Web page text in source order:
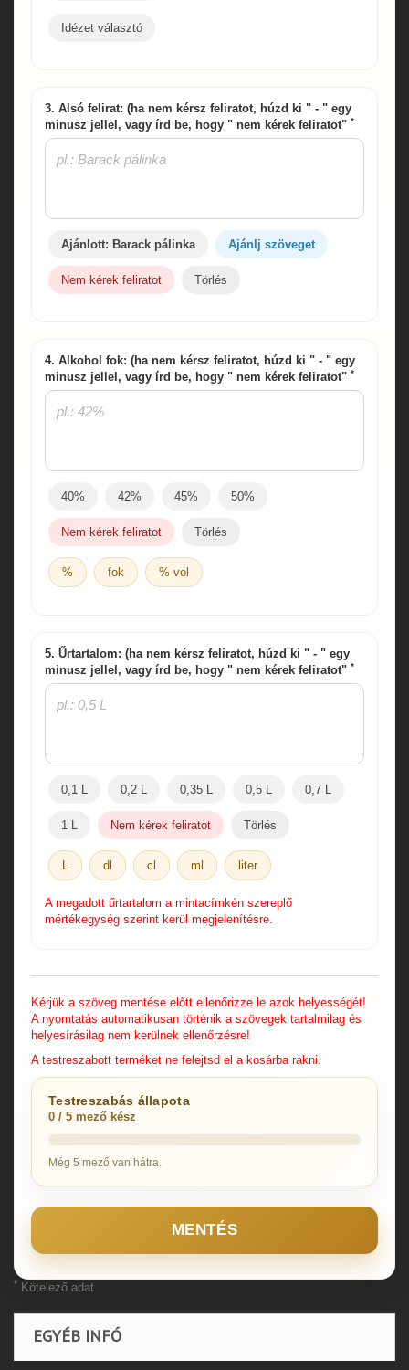
Idézet választó
3. Alsó felirat: (ha nem kérsz feliratot, húzd ki " - " egy
minusz jellel, vagy írd be, hogy " nem kérek feliratot" *
Ajánlott: Barack pálinka Ajánlj szöveget
Nem kérek feliratot Törlés
4. Alkohol fok: (ha nem kérsz feliratot, húzd ki " - " egy
minusz jellel, vagy írd be, hogy " nem kérek feliratot" *
40% 42% 45% 50%
Nem kérek feliratot Törlés
% fok % vol
5. Űrtartalom: (ha nem kérsz feliratot, húzd ki " - " egy
minusz jellel, vagy írd be, hogy " nem kérek feliratot" *
0,1 L 0,2 L 0,35 L 0,5 L 0,7 L
1 L Nem kérek feliratot Törlés
L dl cl ml liter
A megadott űrtartalom a mintacímkén szereplő
mértékegység szerint kerül megjelenítésre.
Kérjük a szöveg mentése előtt ellenőrizze le azok helyességét!
A nyomtatás automatikusan történik a szövegek tartalmilag és
helyesírásilag nem kerülnek ellenőrzésre!
A testreszabott terméket ne felejtsd el a kosárba rakni.
Testreszabás állapota
0 / 5 mező kész
Még 5 mező van hátra.
MENTÉS
* Kötelező adat
EGYÉB INFÓ